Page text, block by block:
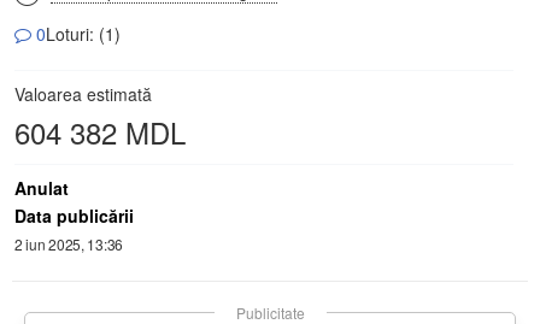
0Loturi: (1)
Valoarea estimată
604 382 MDL
Anulat
Data publicării
2 iun 2025, 13:36
Publicitate